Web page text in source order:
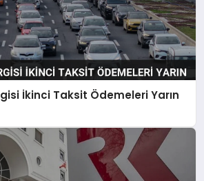
İkinci Taksit Ödemeleri Yarın